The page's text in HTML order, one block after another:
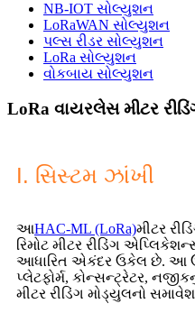
NB-IOT સોલ્યુશન
LoRaWAN સોલ્યુશન
પલ્સ રીડર સોલ્યુશન
LoRa સોલ્યુશન
વોકબાય સોલ્યુશન
LoRa વાયરલેસ મીટર
I. સિસ્ટમ ઝાંખી
આHAC-ML (LoRa)મીટર
રિમોટ મીટર રીડિંગ
આધારિત એકંદર ઉકેલ છે. આ
પ્લેટફોર્મ, કોન્સન્ટ્રેટર,
મીટર રીડિંગ મોડ્યુલનો